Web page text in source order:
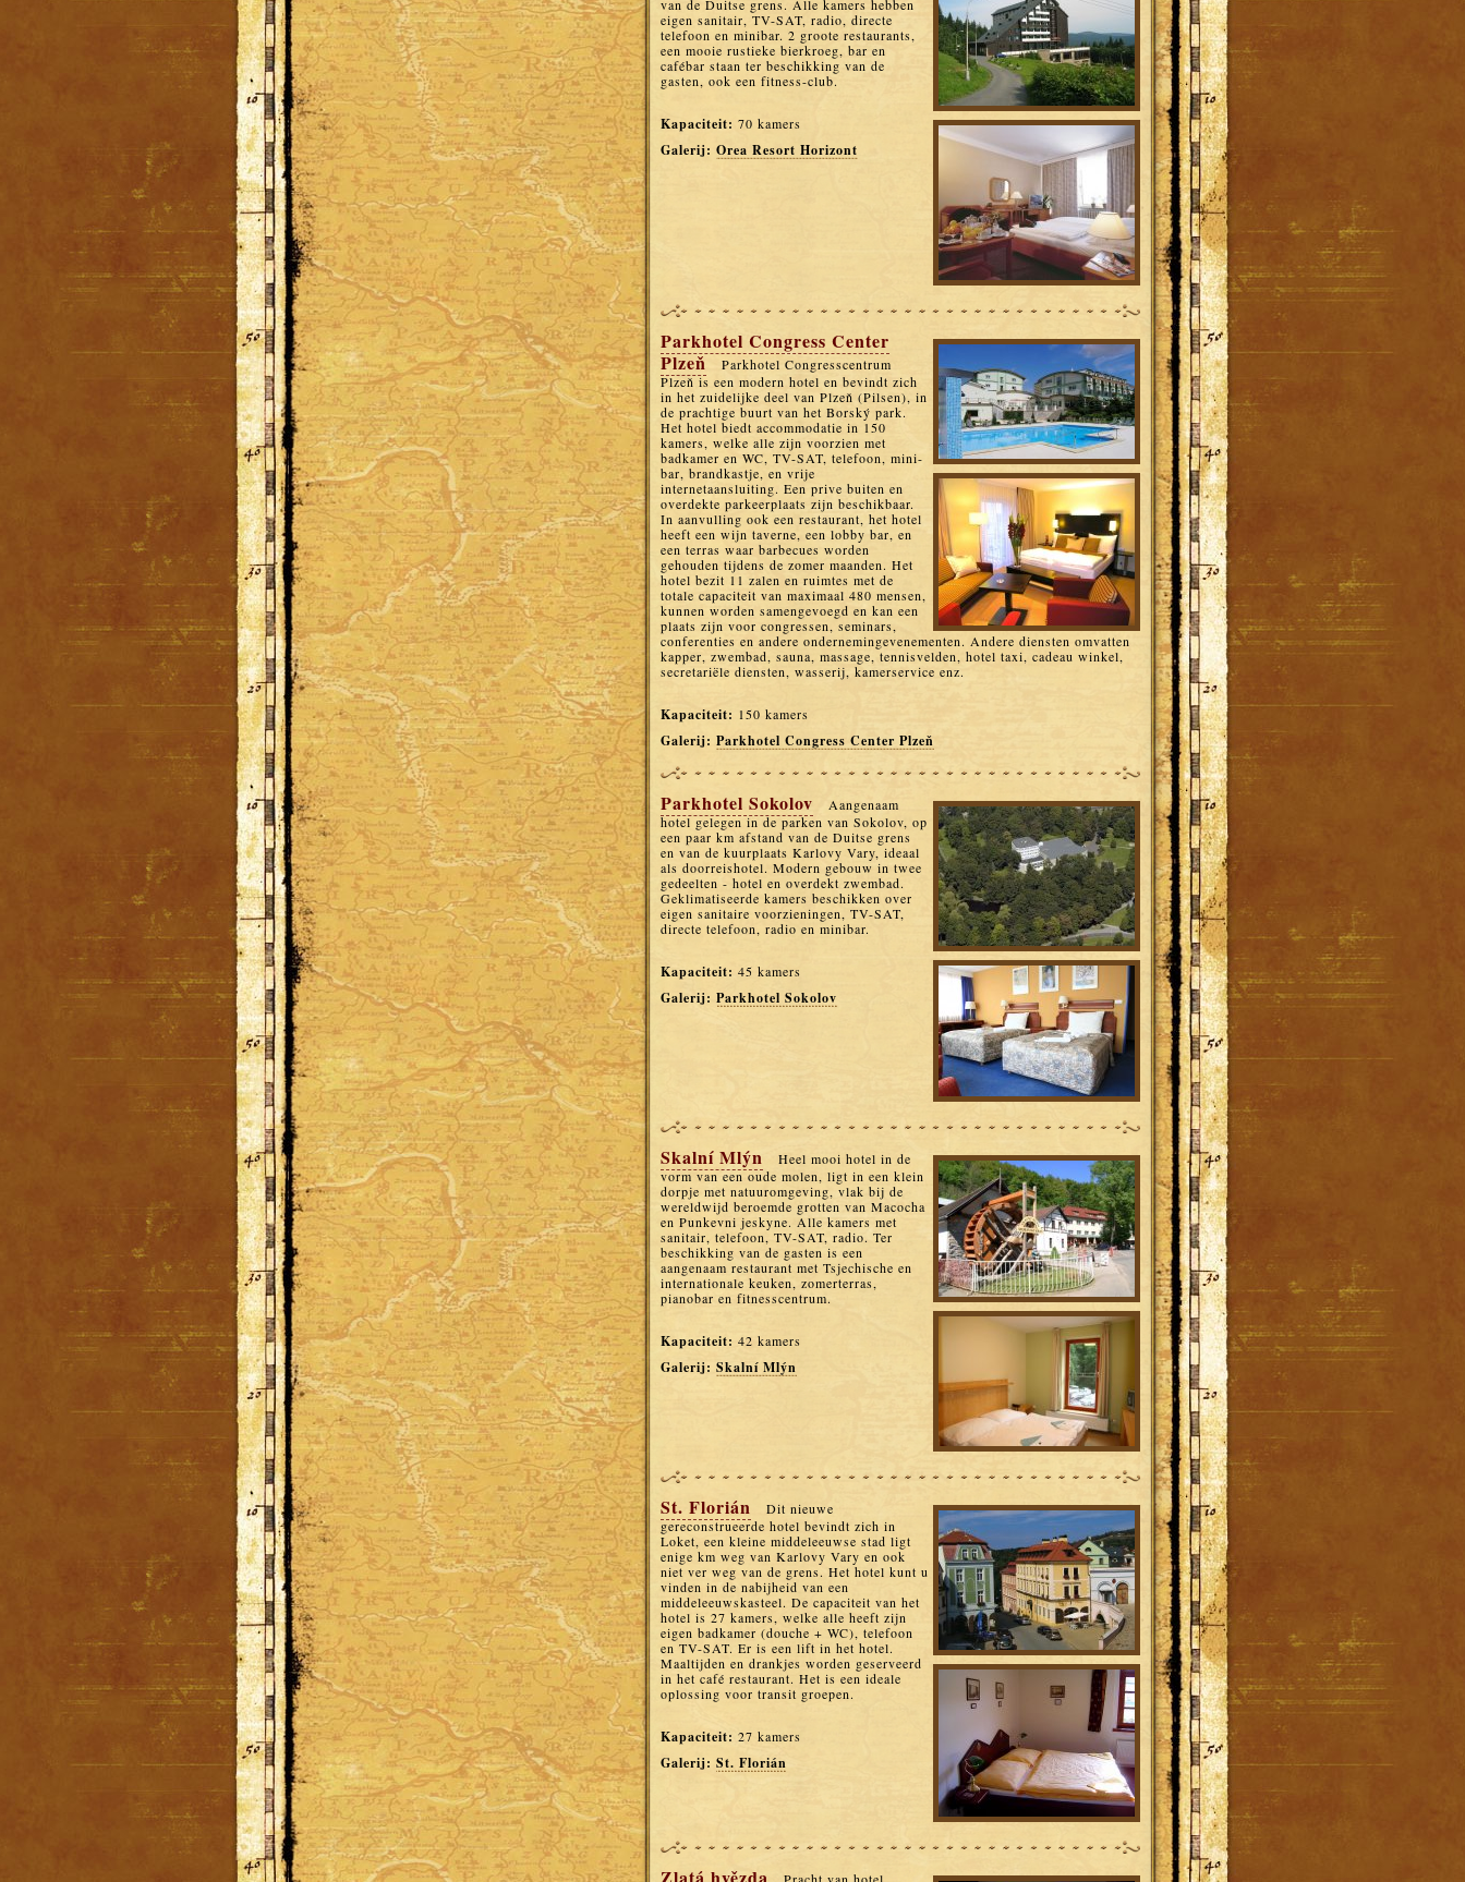
van de Duitse grens. Alle kamers hebben
eigen sanitair, TV-SAT, radio, directe
telefoon en minibar. 2 groote restaurants,
een mooie rustieke bierkroeg, bar en
cafébar staan ter beschikking van de
gasten, ook een fitness-club.
Kapaciteit: 70 kamers
Galerij: Orea Resort Horizont
Parkhotel Congress Center
Plzeň
Parkhotel Congresscentrum
Plzeň is een modern hotel en bevindt zich
in het zuidelijke deel van Plzeň (Pilsen), in
de prachtige buurt van het Borský park.
Het hotel biedt accommodatie in 150
kamers, welke alle zijn voorzien met
badkamer en WC, TV-SAT, telefoon, mini-
bar, brandkastje, en vrije
internetaansluiting. Een prive buiten en
overdekte parkeerplaats zijn beschikbaar.
In aanvulling ook een restaurant, het hotel
heeft een wijn taverne, een lobby bar, en
een terras waar barbecues worden
gehouden tijdens de zomer maanden. Het
hotel bezit 11 zalen en ruimtes met de
totale capaciteit van maximaal 480 mensen,
kunnen worden samengevoegd en kan een
plaats zijn voor congressen, seminars,
conferenties en andere ondernemingevenementen. Andere diensten omvatten
kapper, zwembad, sauna, massage, tennisvelden, hotel taxi, cadeau winkel,
secretariële diensten, wasserij, kamerservice enz.
Kapaciteit: 150 kamers
Galerij: Parkhotel Congress Center Plzeň
Parkhotel Sokolov
Aangenaam
hotel gelegen in de parken van Sokolov, op
een paar km afstand van de Duitse grens
en van de kuurplaats Karlovy Vary, ideaal
als doorreishotel. Modern gebouw in twee
gedeelten - hotel en overdekt zwembad.
Geklimatiseerde kamers beschikken over
eigen sanitaire voorzieningen, TV-SAT,
directe telefoon, radio en minibar.
Kapaciteit: 45 kamers
Galerij: Parkhotel Sokolov
Skalní Mlýn
Heel mooi hotel in de
vorm van een oude molen, ligt in een klein
dorpje met natuuromgeving, vlak bij de
wereldwijd beroemde grotten van Macocha
en Punkevni jeskyne. Alle kamers met
sanitair, telefoon, TV-SAT, radio. Ter
beschikking van de gasten is een
aangenaam restaurant met Tsjechische en
internationale keuken, zomerterras,
pianobar en fitnesscentrum.
Kapaciteit: 42 kamers
Galerij: Skalní Mlýn
St. Florián
Dit nieuwe
gereconstrueerde hotel bevindt zich in
Loket, een kleine middeleeuwse stad ligt
enige km weg van Karlovy Vary en ook
niet ver weg van de grens. Het hotel kunt u
vinden in de nabijheid van een
middeleeuwskasteel. De capaciteit van het
hotel is 27 kamers, welke alle heeft zijn
eigen badkamer (douche + WC), telefoon
en TV-SAT. Er is een lift in het hotel.
Maaltijden en drankjes worden geserveerd
in het café restaurant. Het is een ideale
oplossing voor transit groepen.
Kapaciteit: 27 kamers
Galerij: St. Florián